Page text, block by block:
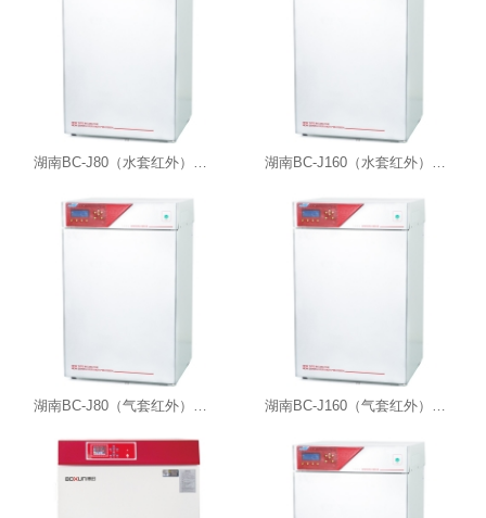
湖南BC-J80（水套红外）二氧化碳细胞培养箱 湖南BC-J160（水套红外）二氧化碳细胞培养箱
湖南BC-J80（气套红外）二氧化碳细胞培养箱 湖南BC-J160（气套红外）二氧化碳细胞培养箱